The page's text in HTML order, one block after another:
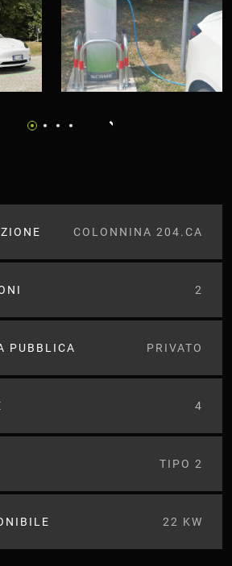
COLONNINA 204.CA
2
PUBBLICA PRIVATO
4
TIPO 2
22 KW